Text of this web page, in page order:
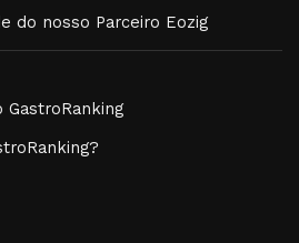
do nosso Parceiro Eozig